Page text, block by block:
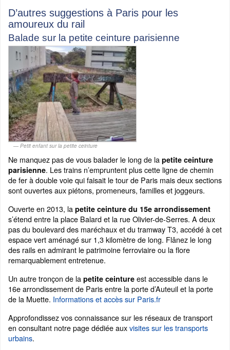
D’autres suggestions à Paris pour les
amoureux du rail
Balade sur la petite ceinture parisienne
Petit enfant sur la petite ceinture
Ne manquez pas de vous balader le long de la petite ceinture
parisienne. Les trains n’empruntent plus cette ligne de chemin
de fer à double voie qui faisait le tour de Paris mais deux sections
sont ouvertes aux piétons, promeneurs, familles et joggeurs.
Ouverte en 2013, la petite ceinture du 15e arrondissement
s’étend entre la place Balard et la rue Olivier-de-Serres. A deux
pas du boulevard des maréchaux et du tramway T3, accédé à cet
espace vert aménagé sur 1,3 kilomètre de long. Flânez le long
des rails en admirant le patrimoine ferroviaire ou la flore
remarquablement entretenue.
Un autre tronçon de la petite ceinture est accessible dans le
16e arrondissement de Paris entre la porte d’Auteuil et la porte
de la Muette. Informations et accès sur Paris.fr
Approfondissez vos connaissance sur les réseaux de transport
en consultant notre page dédiée auxvisites sur les transports
urbains.